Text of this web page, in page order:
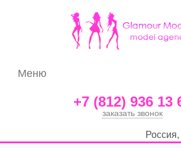
Меню
+7 (812) 936 13
заказать звонок